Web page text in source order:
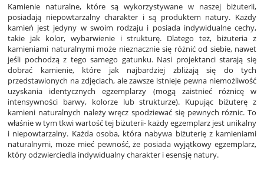
Kamienie naturalne, które są wykorzystywane w naszej biżuterii,
posiadają niepowtarzalny charakter i są produktem natury. Każdy
kamień jest jedyny w swoim rodzaju i posiada indywidualne cechy,
takie jak kolor, wybarwienie i strukturę. Dlatego też, biżuteria z
kamieniami naturalnymi może nieznacznie się różnić od siebie, nawet
jeśli pochodzą z tego samego gatunku. Nasi projektanci starają się
dobrać kamienie, które jak najbardziej zbliżają się do tych
przedstawionych na zdjęciach, ale zawsze istnieje pewna niemożliwość
uzyskania identycznych egzemplarzy (mogą zaistnieć różnicę w
intensywności barwy, kolorze lub strukturze). Kupując biżuterę z
kamieni naturalnych należy wręcz spodziewać się pewnych róznic. To
właśnie w tym tkwi wartość tej biżuterii- każdy egzemplarz jest unikalny
i niepowtarzalny. Każda osoba, która nabywa biżuterię z kamieniami
naturalnymi, może mieć pewność, że posiada wyjątkowy egzemplarz,
który odzwierciedla indywidualny charakter i esensję natury.